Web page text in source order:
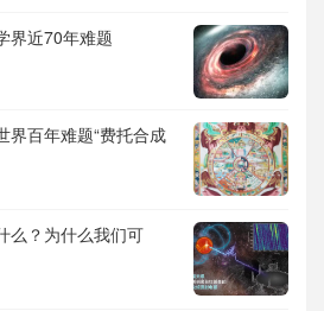
界近70年难题
界百年难题“费托合成
么？为什么我们可